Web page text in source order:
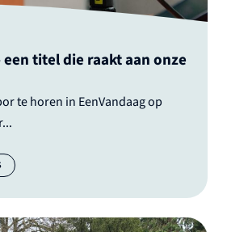
een titel die raakt aan onze
te horen in EenVandaag op